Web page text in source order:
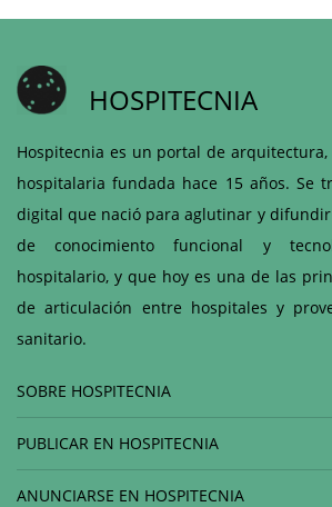
HOSPITECNIA
Hospitecnia es un portal de
hospitalaria fundada hace 15 años. Se
digital que nació para aglutinar y
de conocimiento funcional y
hospitalario, y que hoy es una de las
de articulación entre hospitales y
sanitario.
SOBRE HOSPITECNIA
PUBLICAR EN HOSPITECNIA
ANUNCIARSE EN HOSPITECNIA